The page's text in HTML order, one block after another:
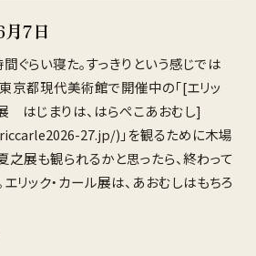
7日
ぐらい寝た。すっきりという感じでは
京都現代美術館で開催中の「[エリッ
はじまりは、はらぺこあおむし]
27.jp/)」を観るために木場
之展も観られるかと思ったら、終わって
エリック・カール展は、あおむしはもちろ